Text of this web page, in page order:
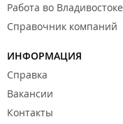
Работа во Владивостоке
Справочник компаний
ИНФОРМАЦИЯ
Справка
Вакансии
Контакты